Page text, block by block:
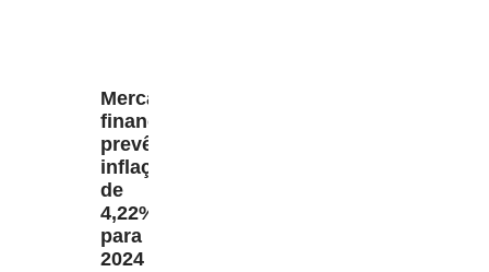
Mercado
financeiro
prevê
inflação
de
4,22%
para
2024